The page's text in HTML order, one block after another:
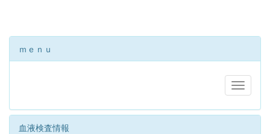
ｍｅｎｕ
血液検査情報